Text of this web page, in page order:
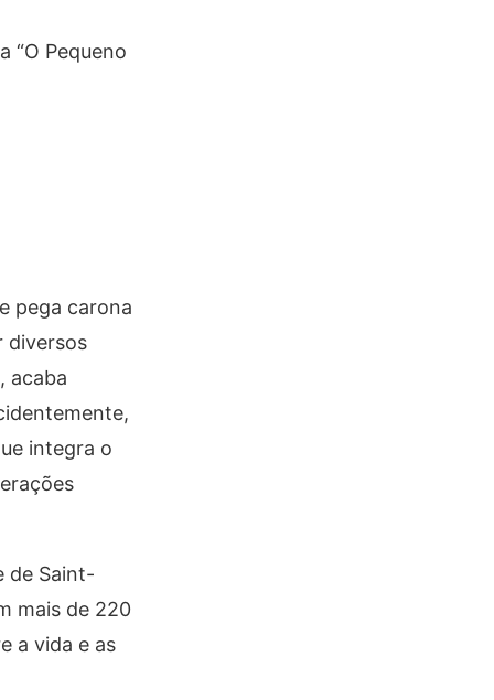
“O Pequeno
pega carona
diversos
acaba
integra o
de Saint-
mais de 220
a vida e as